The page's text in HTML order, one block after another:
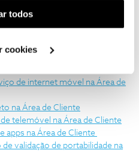
Pode gerir a
em "Configurar
todos
cookies
de internet móvel na Área de
na Área de Cliente
telemóvel na Área de Cliente
apps na Área de Cliente
validação de portabilidade na